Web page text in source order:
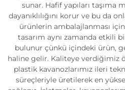
sunar. Hafif yapıları taşıma
dayanıklılığını korur ve bu da
ürünlerin ambalajlanması
tasarım aynı zamanda etkili
bulunur çünkü içindeki ürün,
haline gelir. Kaliteye verdiğimiz
plastik kavanozlarımız ileri
süreçleriyle üretilerek en